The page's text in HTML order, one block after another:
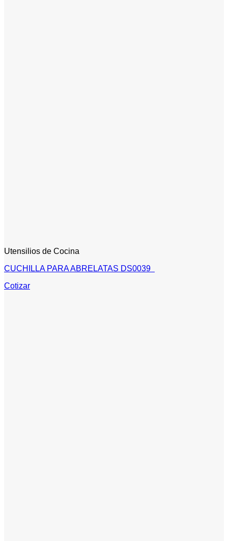
Utensilios de Cocina
CUCHILLA PARA ABRELATAS DS0039
Cotizar